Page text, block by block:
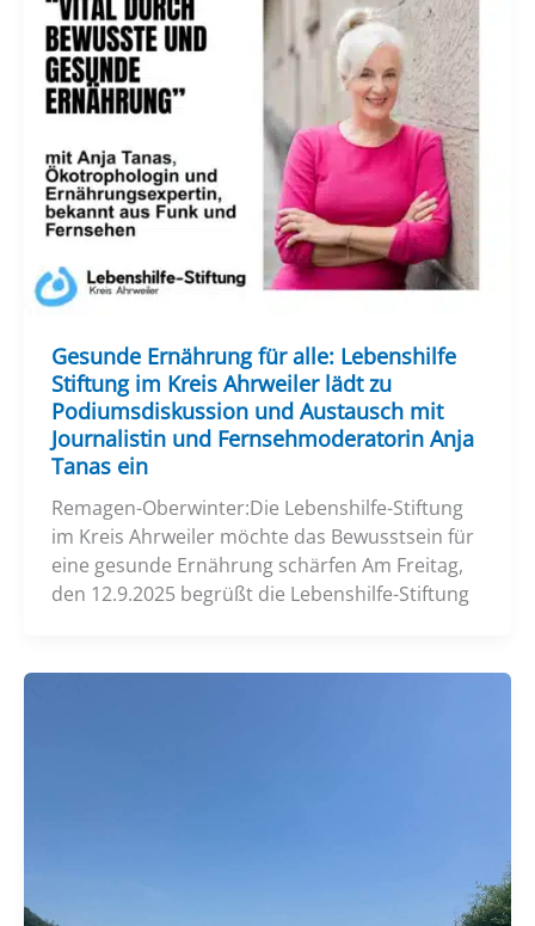
Gesunde Ernährung für alle: Lebenshilfe
Stiftung im Kreis Ahrweiler lädt zu
Podiumsdiskussion und Austausch mit
Journalistin und Fernsehmoderatorin Anja
Tanas ein
Remagen-Oberwinter:Die Lebenshilfe-Stiftung
im Kreis Ahrweiler möchte das Bewusstsein für
eine gesunde Ernährung schärfen Am Freitag,
den 12.9.2025 begrüßt die Lebenshilfe-Stiftung